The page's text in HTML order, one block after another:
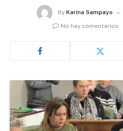
By Karina Sampayo
No hay comentarios